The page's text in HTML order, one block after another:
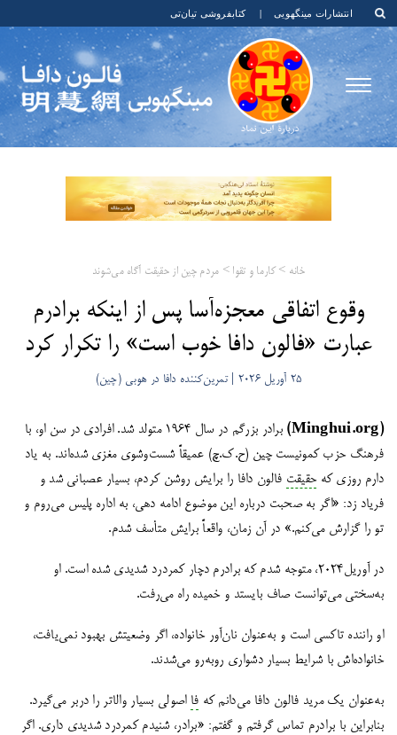
انتشارات مینگهویی | کتابفروشی تیان‌تی
خانه >کارما و تقوا > مردم چین از حقیقت آگاه می‌شوند
وقوع اتفاقی معجزه‌آسا‌ پس از اینکه برادرم
عبارت «فالون دافا خوب است» را تکرار کرد
25 آوریل 2026 | تمرین‌کننده دافا در هوبی (چین)
(Minghui.org)
برادر بزرگم در سال ۱۹۶۴ متولد شد. افرادی در سن او، با
فرهنگ حزب کمونیست چین (ح.ک.چ) عمیقاً شست‌وشوی مغزی شده‌اند. به یاد
دارم روزی کهحقیقت فالون دافا را برایش روشن کردم، بسیار عصبانی شد و
فریاد زد: «اگر به صحبت درباره این موضوع ادامه دهی، به اداره پلیس می‌روم و
تو را گزارش می‌کنم.» در آن زمان، واقعاً برایش متأسف شدم.
در آوریل۲۰۲۴، متوجه شدم که برادرم دچار کمردرد شدیدی شده است. او
به‌سختی می‌توانست صاف بایستد و خمیده راه می‌رفت.
او راننده تاکسی است و به‌عنوان نان‌آور خانواده، اگر وضعیتش بهبود نمی‌یافت،
خانواده‌اش با شرایط بسیار دشواری روبه‌رو می‌شدند.
به‌عنوان یک مرید فالون دافا می‌دانم که فا اصولی بسیار والاتر را دربر می‌گیرد.
بنابراین با برادرم تماس گرفتم و گفتم: «برادر، شنیدم کمردرد شدیدی داری. اگر